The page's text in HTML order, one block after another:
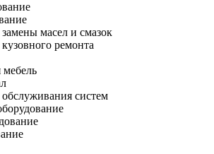
масел и смазок
ремонта
мебель
систем